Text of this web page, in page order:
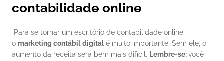
contabilidade online
o marketing contábil digital é muito importante. Sem ele, o
aumento da receita será bem mais difícil. Lembre-se: você